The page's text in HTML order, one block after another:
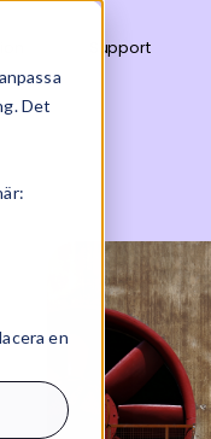
Det
en
Support